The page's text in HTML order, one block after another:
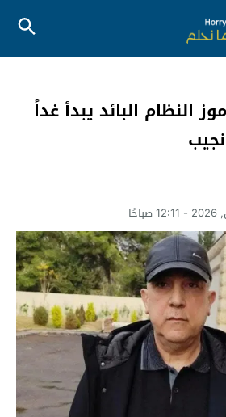
النظام البائد يبدأ غداً